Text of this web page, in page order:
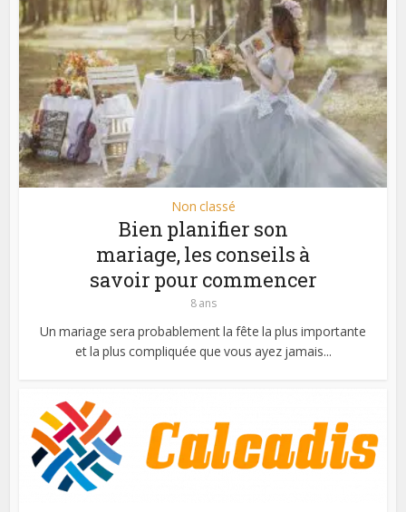
Non classé
Bien planifier son
mariage, les conseils à
savoir pour commencer
8 ans
Un mariage sera probablement la fête la plus importante
et la plus compliquée que vous ayez jamais...